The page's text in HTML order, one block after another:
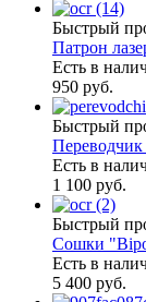
Быстрый
Патрон
Есть в
950 руб.
Быстрый
Есть в
1 100 руб.
Быстрый
Сошки
Есть в
5 400 руб.